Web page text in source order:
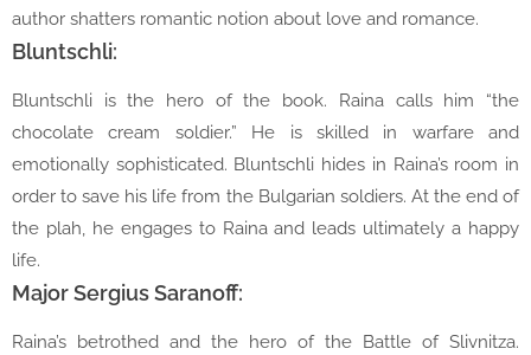
author shatters romantic notion about love and romance.
Bluntschli:
Bluntschli is the hero of the book. Raina calls him “the
chocolate cream soldier.” He is skilled in warfare and
emotionally sophisticated. Bluntschli hides in Raina’s room in
order to save his life from the Bulgarian soldiers. At the end of
the plah, he engages to Raina and leads ultimately a happy
life.
Major Sergius Saranoff:
Raina’s betrothed and the hero of the Battle of Slivnitza.